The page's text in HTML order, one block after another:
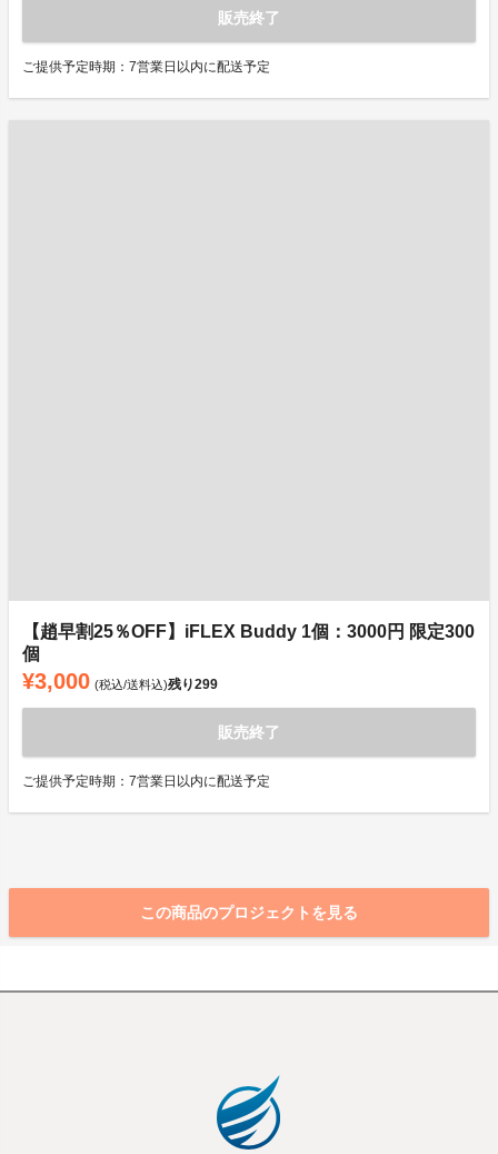
販売終了
ご提供予定時期：7営業日以内に配送予定
【趙早割25％OFF】iFLEX Buddy 1個：3000円 限定300
個
¥3,000 (税込/送料込)残り299
販売終了
ご提供予定時期：7営業日以内に配送予定
この商品のプロジェクトを見る